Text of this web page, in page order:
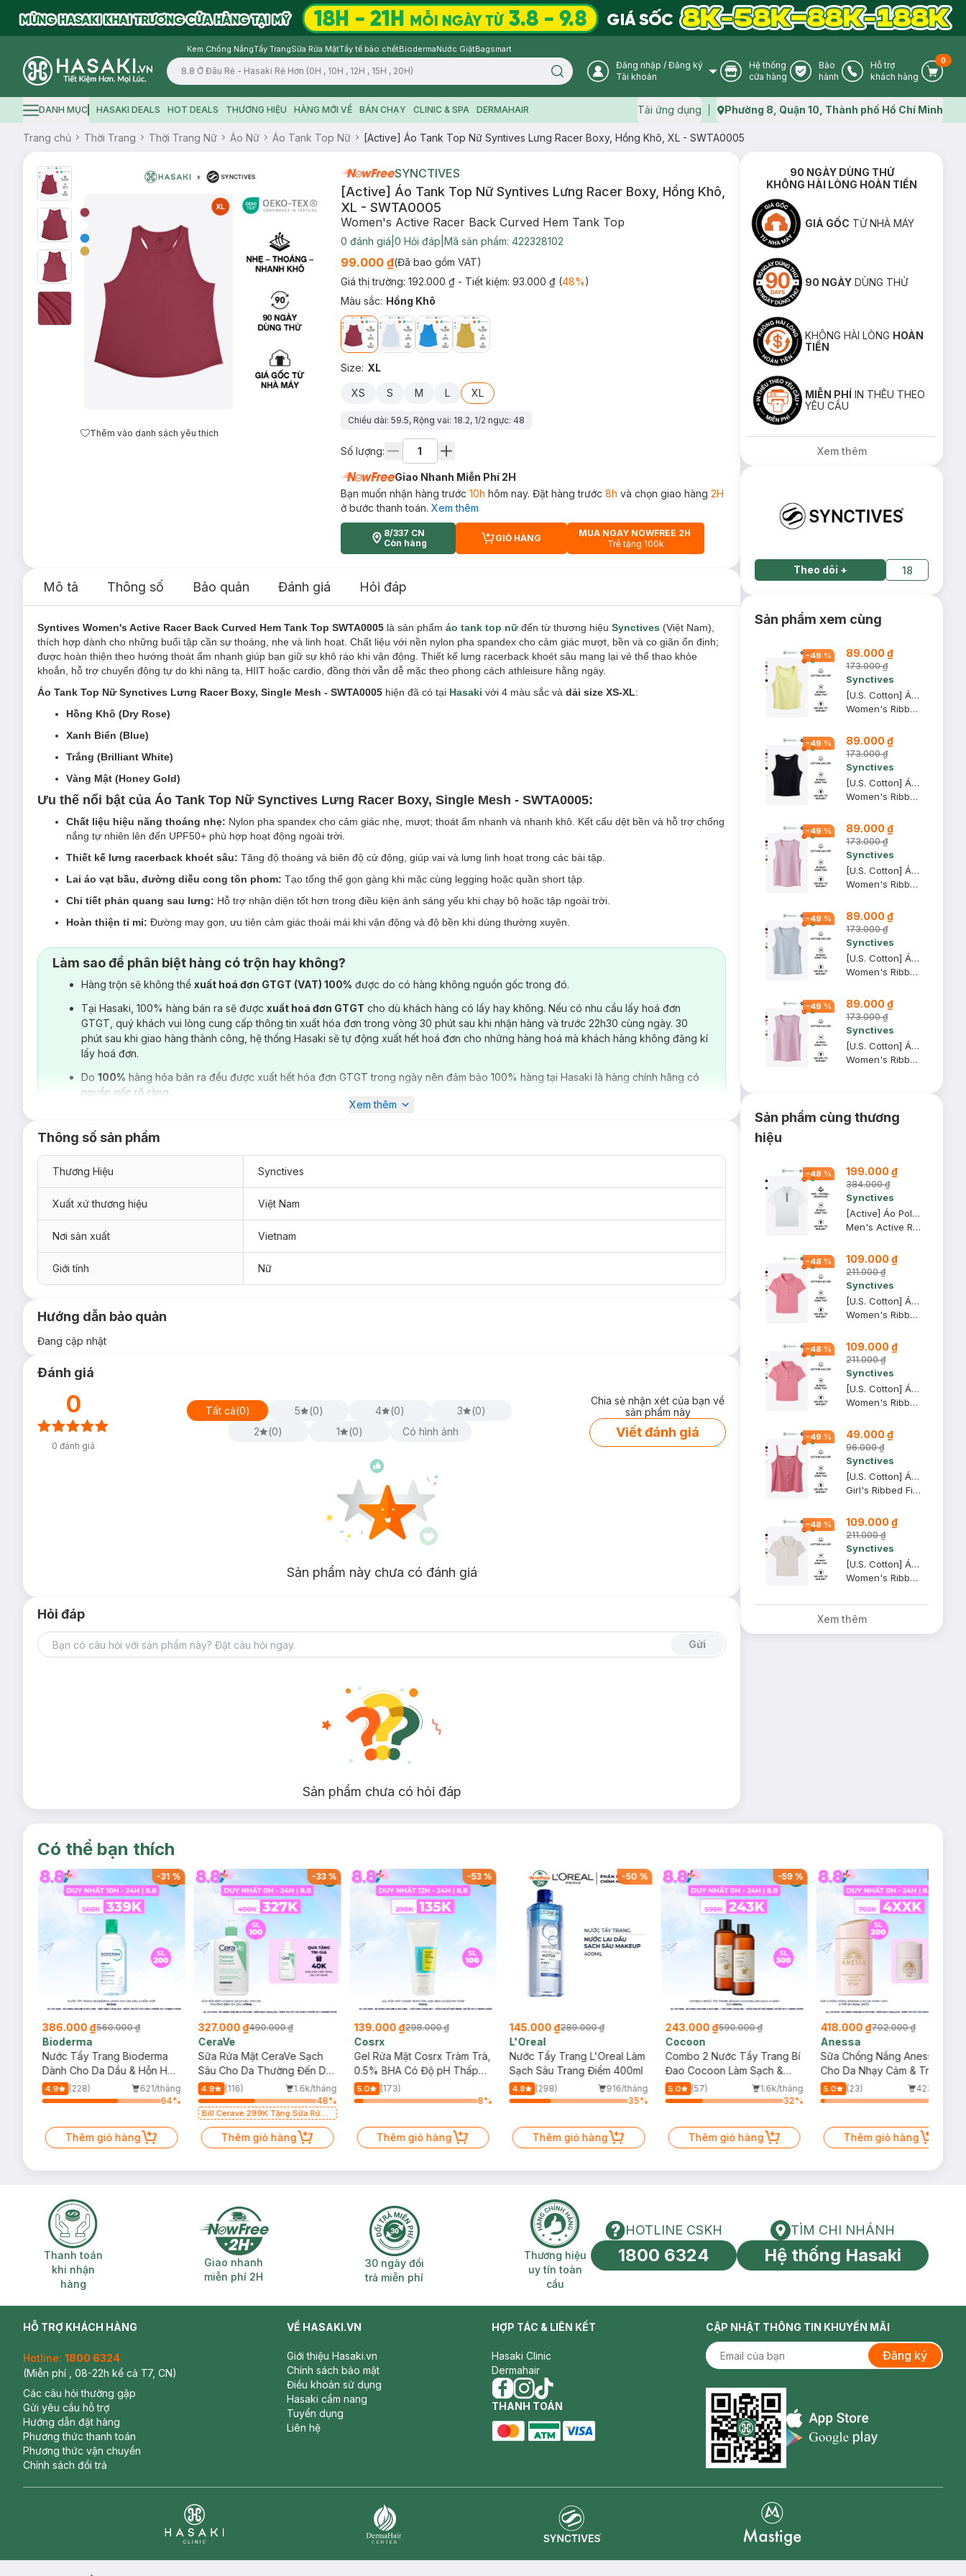
Kem Chống NắngTẩy TrangSữa Rửa MặtTẩy tế bào chếtBiodermaNước GiặtBagsmart
Logo
Search icon User Icon
Đăng nhập / Đăng ký
Tài khoản
Store Icon
Hệ thống
cửa hàng
Warranty Icon
Bảo
hành
Phone Icon
Hỗ trợ
khách hàng
Cart
0
Hamburger icon
DANH MỤC HASAKI DEALS HOT DEALS THƯƠNG HIỆU HÀNG MỚI VỀ BÁN CHẠY CLINIC & SPA DERMAHAIR Tải ứng dụng Map icon
Phường 8, Quận 10, Thành phố Hồ Chí Minh
Trang chủ Thời Trang Thời Trang Nữ Áo Nữ Áo Tank Top Nữ [Active] Áo Tank Top Nữ Syntives Lưng Racer Boxy, Hồng Khô, XL - SWTA0005
Thêm vào danh sách yêu thích
SYNCTIVES
[Active] Áo Tank Top Nữ Syntives Lưng Racer Boxy, Hồng Khô,
XL - SWTA0005
Women's Active Racer Back Curved Hem Tank Top
0 đánh giá 0 Hỏi đáp Mã sản phẩm: 422328102
99.000 ₫(Đã bao gồm VAT)
Giá thị trường: 192.000 ₫ - Tiết kiệm: 93.000 ₫(48%)
Màu sắc: Hồng Khô
Size: XL
XS S M L XL
Chiều dài: 59.5, Rộng vai: 18.2, 1/2 ngực: 48
Số lượng:
Giao Nhanh Miễn Phí 2H
Bạn muốn nhận hàng trước 10h hôm nay. Đặt hàng trước 8h và chọn giao hàng 2H
ở bước thanh toán. Xem thêm
8/337 CN
Còn hàng
CART PLUS ICON
GIỎ HÀNG
MUA NGAY NOWFREE 2H
Trễ tặng 100k
Mô tả Thông số Bảo quản Đánh giá Hỏi đáp
Syntives Women's Active Racer Back Curved Hem Tank Top SWTA0005 là sản phẩm áo tank top nữđến từ thương hiệu Synctives (Việt Nam),
thích hợp dành cho những buổi tập cần sự thoáng, nhẹ và linh hoạt. Chất liệu với nền nylon pha spandex cho cảm giác mượt, bền và co giãn ổn định;
được hoàn thiện theo hướng thoát ẩm nhanh giúp bạn giữ sự khô ráo khi vận động. Thiết kế lưng racerback khoét sâu mang lại vẻ thể thao khỏe
khoắn, hỗ trợ chuyển động tự do khi nâng tạ, HIIT hoặc cardio, đồng thời vẫn dễ mặc theo phong cách athleisure hằng ngày.
Áo Tank Top Nữ Synctives Lưng Racer Boxy, Single Mesh - SWTA0005 hiện đã có tại Hasaki với 4 màu sắc và dải size XS-XL:
Hồng Khô (Dry Rose)
Xanh Biển (Blue)
Trắng (Brilliant White)
Vàng Mật (Honey Gold)
Ưu thế nổi bật của Áo Tank Top Nữ Synctives Lưng Racer Boxy, Single Mesh - SWTA0005:
Chất liệu hiệu năng thoáng nhẹ: Nylon pha spandex cho cảm giác nhẹ, mượt; thoát ẩm nhanh và nhanh khô. Kết cấu dệt bền và hỗ trợ chống
nắng tự nhiên lên đến UPF50+ phù hợp hoạt động ngoài trời.
Thiết kế lưng racerback khoét sâu: Tăng độ thoáng và biên độ cử động, giúp vai và lưng linh hoạt trong các bài tập.
Lai áo vạt bầu, đường diễu cong tôn phom: Tạo tổng thể gọn gàng khi mặc cùng legging hoặc quần short tập.
Chi tiết phản quang sau lưng: Hỗ trợ nhận diện tốt hơn trong điều kiện ánh sáng yếu khi chạy bộ hoặc tập ngoài trời.
Hoàn thiện tỉ mỉ: Đường may gọn, ưu tiên cảm giác thoải mái khi vận động và độ bền khi dùng thường xuyên.
Làm sao để phân biệt hàng có trộn hay không?
Hàng trộn sẽ không thể xuất hoá đơn GTGT (VAT) 100% được do có hàng không nguồn gốc trong đó.
Tại Hasaki, 100% hàng bán ra sẽ được xuất hoá đơn GTGT cho dù khách hàng có lấy hay không. Nếu có nhu cầu lấy hoá đơn
GTGT, quý khách vui lòng cung cấp thông tin xuất hóa đơn trong vòng 30 phút sau khi nhận hàng và trước 22h30 cùng ngày. 30
phút sau khi giao hàng thành công, hệ thống Hasaki sẽ tự động xuất hết hoá đơn cho những hàng hoá mà khách hàng không đăng kí
lấy hoá đơn.
Do 100% hàng hóa bán ra đều được xuất hết hóa đơn GTGT trong ngày nên đảm bảo 100% hàng tại Hasaki là hàng chính hãng có
nguồn gốc rõ ràng.
Xem thêm
Thông số sản phẩm
Thương Hiệu Synctives
Xuất xứ thương hiệu Việt Nam
Nơi sản xuất Vietnam
Giới tính Nữ
Hướng dẫn bảo quản
Đang cập nhật
Đánh giá
0
0 đánh giá
Tất cả(0) 5 (0) 4 (0) 3 (0)
2
(0) 1 (0) Có hình ảnh
Chia sẻ nhận xét của bạn về
sản phẩm này
Viết đánh giá
Sản phẩm này chưa có đánh giá
Hỏi đáp
Gửi
Sản phẩm chưa có hỏi đáp
90 NGÀY DÙNG THỬ
KHÔNG HÀI LÒNG HOÀN TIỀN
GIÁ GỐC TỪ NHÀ MÁY
90 NGÀY DÙNG THỬ
KHÔNG HÀI LÒNG HOÀN
TIỀN
MIỄN PHÍ IN THÊU THEO
YÊU CẦU
Xem thêm
Theo dõi + 18
Sản phẩm xem cùng
-49 % 89.000 ₫
173.000 ₫
Synctives
[U.S. Cotton] Áo Tank Top Nữ Synctives Slim Fit, Vàng Nhạt, L - CWTA0005
Women's Ribbed Waist Length Fitted Tank Top
-49 % 89.000 ₫
173.000 ₫
Synctives
[U.S. Cotton] Áo Tank Top Nữ Synctives Slim Fit, Đen, L - CWTA0005
Women's Ribbed Waist Length Fitted Tank Top
-49 % 89.000 ₫
173.000 ₫
Synctives
[U.S. Cotton] Áo Tank Top Nữ Synctives Regular Fit, Hồng Phấn, M - CWTA0004
Women's Ribbed Regular Fit Tank Top
-49 % 89.000 ₫
173.000 ₫
Synctives
[U.S. Cotton] Áo Tank Top Nữ Synctives Regular Fit, Xám Nhạt, XS - CWTA0004
Women's Ribbed Regular Fit Tank Top
-49 % 89.000 ₫
173.000 ₫
Synctives
[U.S. Cotton] Áo Tank Top Nữ Synctives Regular Fit, Hồng Phấn, XL - CWTA0004
Women's Ribbed Regular Fit Tank Top
Sản phẩm cùng thương
hiệu
-48 % 199.000 ₫
384.000 ₫
Synctives
[Active] Áo Polo Nam Synctives Regular Fit, Trắng, XS - SMPO0020
Men's Active Regular Fit Polo Shirt
-48 % 109.000 ₫
211.000 ₫
Synctives
[U.S. Cotton] Áo Polo Nữ Synctives Slim Fit Cropped, Hồng Mận, XL - CWPO0007
Women's Ribbed Polo Shirt
-48 % 109.000 ₫
211.000 ₫
Synctives
[U.S. Cotton] Áo Polo Nữ Synctives Slim Fit Cropped, Hồng Mận, S - CWPO0007
Women's Ribbed Polo Shirt
-49 % 49.000 ₫
96.000 ₫
Synctives
[U.S. Cotton] Áo Hai Dây Trẻ Em Synctives Regular Fit, Hồng Mận, 4T - CGCA0004
Girl's Ribbed Fitted Cami Top
-48 % 109.000 ₫
211.000 ₫
Synctives
[U.S. Cotton] Áo Polo Nữ Synctives Slim Fit Cropped, Be Sữa, XS - CWPO0007
Women's Ribbed Polo Shirt
Xem thêm
Có thể bạn thích
-31 %
386.000 ₫560.000 ₫
Bioderma
Nước Tẩy Trang Bioderma
Dành Cho Da Dầu & Hỗn Hợp
500ml
4.9 (228)
621/tháng
64%
Thêm giỏ hàng
-33%
327.000 ₫490.000 ₫
CeraVe
Sữa Rửa Mặt CeraVe Sạch
Sâu Cho Da Thường Đến Da
Dầu 473ml
4.9 (116)
1.6k/tháng
48%
Bill Cerave 299K Tặng Sữa Rửa
Thêm giỏ hàng
-53%
139.000 ₫298.000 ₫
Cosrx
Gel Rửa Mặt Cosrx Tràm Trà,
0.5% BHA Có Độ pH Thấp
150ml
5.0
(173)
8%
Thêm giỏ hàng
-50 %
145.000 ₫289.000 ₫
L'Oreal
Nước Tẩy Trang L'Oreal Làm
Sạch Sâu Trang Điểm 400ml
4.8 (298)
916/tháng
35%
Thêm giỏ hàng
-59%
243.000 ₫590.000 ₫
Cocoon
Combo 2 Nước Tẩy Trang Bí
Đao Cocoon Làm Sạch &
Giảm Dầu 500ml
5.0 (57)
1.6k/tháng
32%
Thêm giỏ hàng
418.000 ₫702.000 ₫
Anessa
Sữa Chống Nắng Anessa
Cho Da Nhạy Cảm & Trẻ Em
60ml (Mới)
5.0 (23)
423/tháng
Thêm giỏ hàng
Thanh toán khi nhận hàng
Thanh toán
khi nhận
hàng
Giao nhanh miễn phí 2H
Giao nhanh
miễn phí 2H
30 ngày đổi trả miễn phí
30 ngày đổi
trả miễn phí
Thương hiệu uy tín toàn cầu
Thương hiệu
uy tín toàn
cầu
HOTLINE CSKH
HOTLINE CSKH
1800 6324
Tìm chi nhánh
TÌM CHI NHÁNH
Hệ thống Hasaki
HỖ TRỢ KHÁCH HÀNG
Hotline: 1800 6324
(Miễn phí , 08-22h kể cả T7, CN)
Các câu hỏi thường gặp
Gửi yêu cầu hỗ trợ
Hướng dẫn đặt hàng
Phương thức thanh toán
Phương thức vận chuyển
Chính sách đổi trả
VỀ HASAKI.VN
Giới thiệu Hasaki.vn
Chính sách bảo mật
Điều khoản sử dụng
Hasaki cẩm nang
Tuyển dụng
Liên hệ
HỢP TÁC & LIÊN KẾT
Hasaki Clinic
Dermahair
facebook
instagram
tiktok
THANH TOÁN
CẬP NHẬT THÔNG TIN KHUYẾN MÃI
Đăng ký
Appstore icon